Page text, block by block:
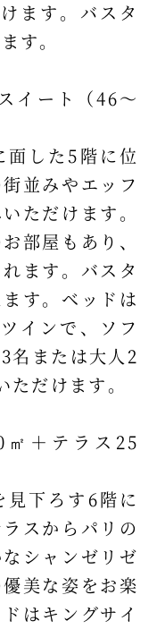
ます。バスタ
す。
イート（46～
面した5階に位
並みやエッフ
ただけます。
部屋もあり、
ます。バスタ
す。ベッドは
インで、ソフ
名または大人2
だけます。
＋テラス25
見下ろす6階に
スからパリの
シャンゼリゼ
美な姿をお楽
はキングサイ